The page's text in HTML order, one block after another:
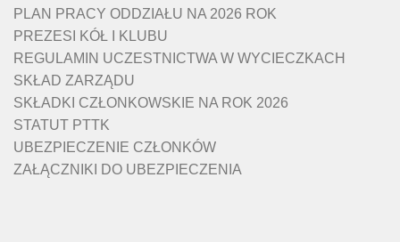
PLAN PRACY ODDZIAŁU NA 2026 ROK
PREZESI KÓŁ I KLUBU
REGULAMIN UCZESTNICTWA W WYCIECZKACH
SKŁAD ZARZĄDU
SKŁADKI CZŁONKOWSKIE NA ROK 2026
STATUT PTTK
UBEZPIECZENIE CZŁONKÓW
ZAŁĄCZNIKI DO UBEZPIECZENIA